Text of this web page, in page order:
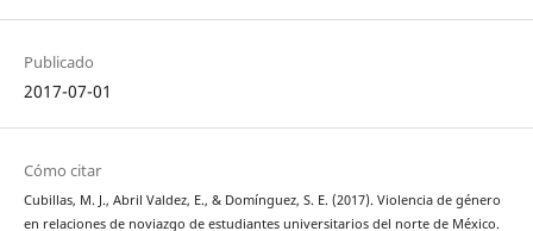
Publicado
2017-07-01
Cómo citar
Cubillas, M. J., Abril Valdez, E., & Domínguez, S. E. (2017). Violencia de género
en relaciones de noviazgo de estudiantes universitarios del norte de México.